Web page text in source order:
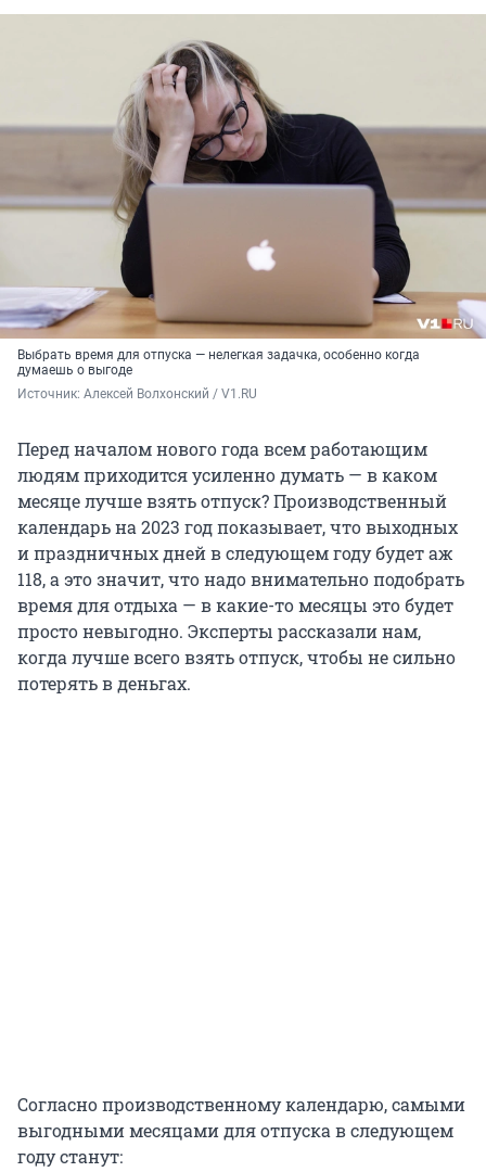
Выбрать время для отпуска — нелегкая задачка, особенно когда
думаешь о выгоде
Источник: Алексей Волхонский / V1.RU
Перед началом нового года всем работающим
людям приходится усиленно думать — в каком
месяце лучше взять отпуск? Производственный
календарь на 2023 год показывает, что выходных
и праздничных дней в следующем году будет аж
118, а это значит, что надо внимательно подобрать
время для отдыха — в какие-то месяцы это будет
просто невыгодно. Эксперты рассказали нам,
когда лучше всего взять отпуск, чтобы не сильно
потерять в деньгах.
Согласно производственному календарю, самыми
выгодными месяцами для отпуска в следующем
году станут: